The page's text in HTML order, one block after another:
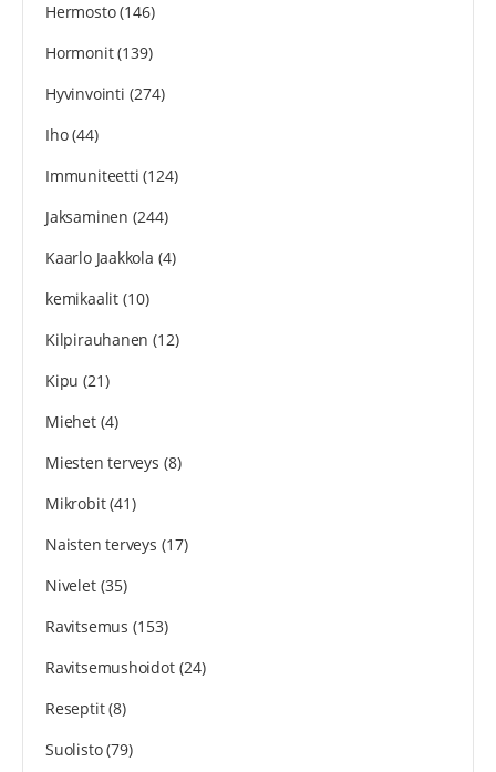
Hermosto(146)
Hormonit(139)
Hyvinvointi (274)
Iho(44)
Immuniteetti (124)
Jaksaminen (244)
Kaarlo Jaakkola (4)
kemikaalit(10)
Kilpirauhanen (12)
Kipu (21)
Miehet(4)
Miesten terveys (8)
Mikrobit(41)
Naisten terveys (17)
Nivelet(35)
Ravitsemus (153)
Ravitsemushoidot(24)
Reseptit(8)
Suolisto(79)